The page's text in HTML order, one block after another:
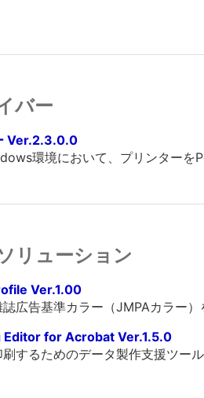
バー
Ver.2.3.0.0
環境において、プリンター
リューション
Ver.1.00
広告基準カラー（JMPAカラー
Editor for Acrobat Ver.1.5.0
刷するためのデータ製作支援ツ